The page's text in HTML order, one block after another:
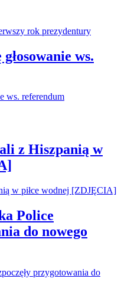
ws.
z Hiszpanią w
Police
do nowego